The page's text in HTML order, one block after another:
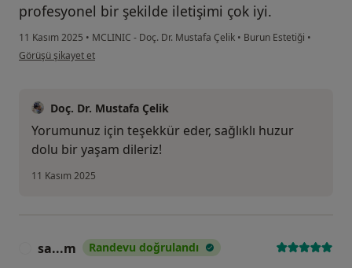
profesyonel bir şekilde iletişimi çok iyi.
11 Kasım 2025 • MCLINIC - Doç. Dr. Mustafa Çelik • Burun Estetiği •
kullanıcının görüşüne göre me...
Görüşü şikayet et
Doç. Dr. Mustafa Çelik
Yorumunuz için teşekkür eder, sağlıklı huzur
dolu bir yaşam dileriz!
11 Kasım 2025
sa...m Randevu doğrulandı